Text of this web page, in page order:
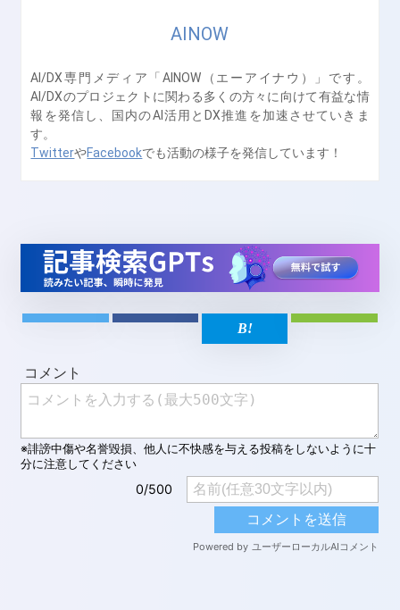
AINOW
AI/DX専門メディア「AINOW（エーアイナウ）」です。
AI/DXのプロジェクトに関わる多くの方々に向けて有益な情
報を発信し、国内のAI活用とDX推進を加速させていきま
す。
TwitterやFacebookでも活動の様子を発信しています！